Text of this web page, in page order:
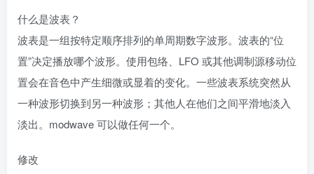
什么是波表？
波表是一组按特定顺序排列的单周期数字波形。波表的“位
置”决定播放哪个波形。使用包络、LFO 或其他调制源移动位
置会在音色中产生细微或显着的变化。一些波表系统突然从
一种波形切换到另一种波形；其他人在他们之间平滑地淡入
淡出。modwave 可以做任何一个。
修改